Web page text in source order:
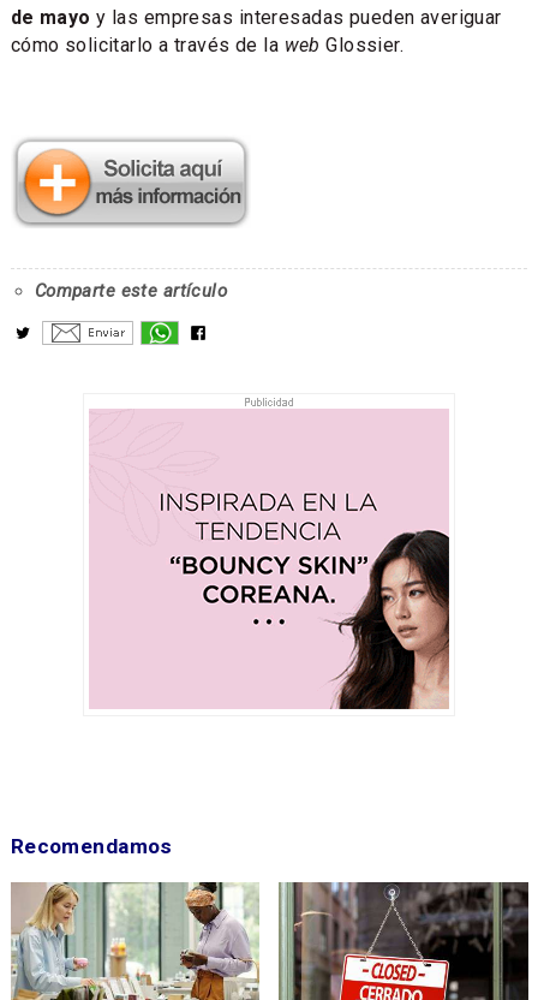
de mayo y las empresas interesadas pueden averiguar
cómo solicitarlo a través de la web Glossier.
Comparte este artículo
Recomendamos